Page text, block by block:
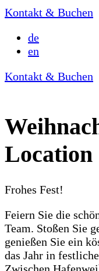
Kontakt & Buchen
de
en
Kontakt & Buchen
Location
Frohes Fest!
Feiern Sie die
Team. Stoßen Sie
genießen Sie ein
das Jahr in